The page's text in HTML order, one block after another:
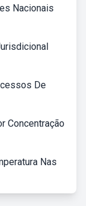
Nacionais
De
Concentração
Nas